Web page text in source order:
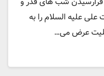
علیه السلام را به
عرض می…